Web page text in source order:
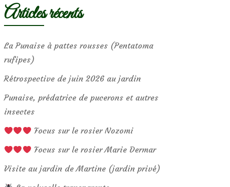
Articles récents
La Punaise à pattes rousses (Pentatoma
rufipes)
Rétrospective de juin 2026 au jardin
Punaise, prédatrice de pucerons et autres
insectes
Focus sur le rosier Nozomi
Focus sur le rosier Marie Dermar
Visite au jardin de Martine (jardin privé)